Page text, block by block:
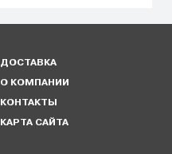
ДОСТАВКА
О КОМПАНИИ
КОНТАКТЫ
КАРТА САЙТА